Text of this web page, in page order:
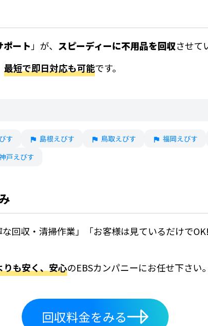
ポート 」が、 スピーディーに不用品を回収させて
最短で即日対応も可能です。
す 島根えびす 鳥取えびす
福岡えびす
戸えびす
回収・清掃作業」「お客様は見ているだけで
りも安く、安心のEBSカンパニーにお任せ下さい
回収料金をみる